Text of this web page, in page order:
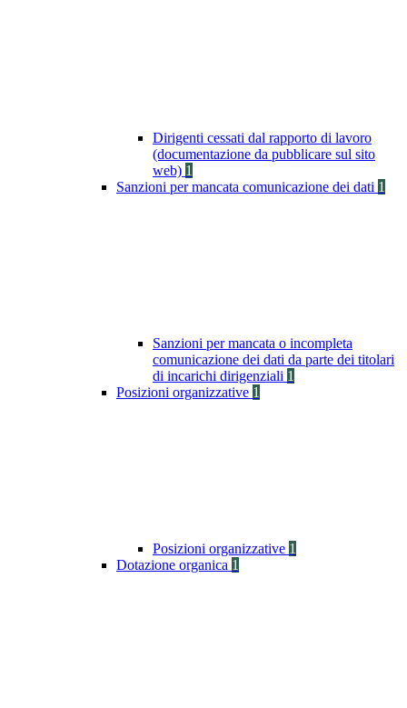
Dirigenti cessati dal rapporto di lavoro
(documentazione da pubblicare sul sito
web) 1
Sanzioni per mancata comunicazione dei dati 1
Sanzioni per mancata o incompleta
comunicazione dei dati da parte dei titolari
di incarichi dirigenziali 1
Posizioni organizzative 1
Posizioni organizzative 1
Dotazione organica 1